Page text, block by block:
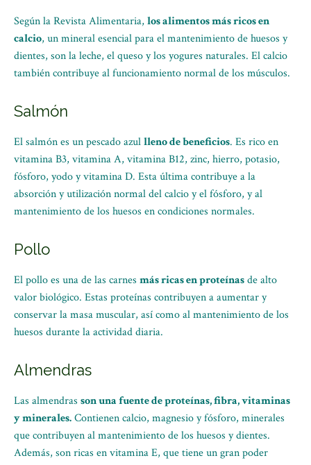
Según la Revista Alimentaria, los alimentos más ricos en
calcio, un mineral esencial para el mantenimiento de huesos y
dientes, son la leche, el queso y los yogures naturales. El calcio
también contribuye al funcionamiento normal de los músculos.
Salmón
El salmón es un pescado azullleno de beneficios. Es rico en
vitamina B3, vitamina A, vitamina B12, zinc, hierro, potasio,
fósforo, yodo y vitamina D. Esta última contribuye a la
absorción y utilización normal del calcio y el fósforo, y al
mantenimiento de los huesos en condiciones normales.
Pollo
El pollo es una de las carnes más ricas en proteínasde alto
valor biológico. Estas proteínas contribuyen a aumentar y
conservar la masa muscular, así como al mantenimiento de los
huesos durante la actividad diaria.
Almendras
Las almendras son una fuente de proteínas, fibra, vitaminas
y minerales.Contienen calcio, magnesio y fósforo, minerales
que contribuyen al mantenimiento de los huesos y dientes.
Además, son ricas en vitamina E, que tiene un gran poder